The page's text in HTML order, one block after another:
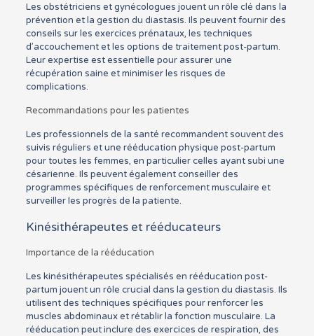
Les obstétriciens et gynécologues jouent un rôle clé dans la
prévention et la gestion du diastasis. Ils peuvent fournir des
conseils sur les exercices prénataux, les techniques
d’accouchement et les options de traitement post-partum.
Leur expertise est essentielle pour assurer une
récupération saine et minimiser les risques de
complications.
Recommandations pour les patientes
Les professionnels de la santé recommandent souvent des
suivis réguliers et une rééducation physique post-partum
pour toutes les femmes, en particulier celles ayant subi une
césarienne. Ils peuvent également conseiller des
programmes spécifiques de renforcement musculaire et
surveiller les progrès de la patiente.
Kinésithérapeutes et rééducateurs
Importance de la rééducation
Les kinésithérapeutes spécialisés en rééducation post-
partum jouent un rôle crucial dans la gestion du diastasis. Ils
utilisent des techniques spécifiques pour renforcer les
muscles abdominaux et rétablir la fonction musculaire. La
rééducation peut inclure des exercices de respiration, des